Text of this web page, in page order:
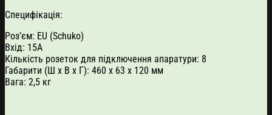
Специфікація:
Роз’єм: EU (Schuko)
Вхід: 15А
Кількість розеток для підключення апаратури: 8
Габарити (Ш х В х Г): 460 x 63 x 120 мм
Вага: 2,5 кг